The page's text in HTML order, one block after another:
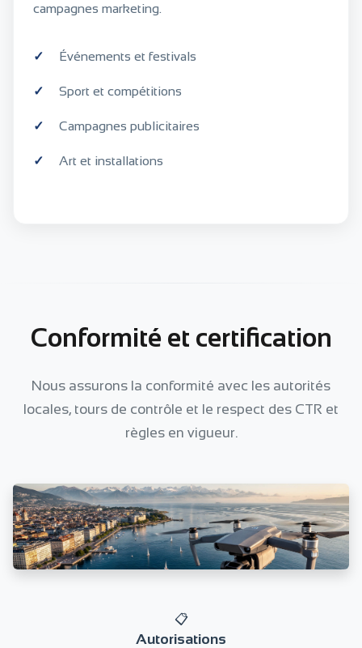
campagnes marketing.
Événements et festivals
Sport et compétitions
Campagnes publicitaires
Art et installations
Conformité et certification
Nous assurons la conformité avec les autorités
locales, tours de contrôle et le respect des CTR et
règles en vigueur.
📋
Autorisations